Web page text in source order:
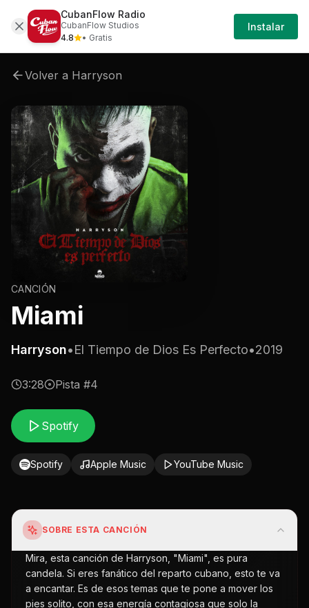
Artistas Harryson Harryson-el-tiempo-de-
Volver a Harryson
CANCIÓN
Miami
Harryson•El Tiempo de Dios Es Perfecto•2019
3:28 Pista #4
Spotify
Spotify Apple Music YouTube Music
SOBRE ESTA CANCIÓN
Mira, esta canción de Harryson, "Miami", es pura
candela. Si eres fanático del reparto cubano, esto te va
a encantar. Es de esos temas que te pone a mover los
pies solito, con esa energía contagiosa que solo la
CubanFlow Radio
CubanFlow Studios
4.8
• Gratis
Instalar